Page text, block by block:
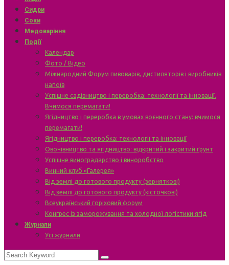
Сидри
Соки
Медоваріння
Події
Календар
Фото / Відео
Міжнародний Форум пивоварів, дистиляторів і виробників
напоїв
Успішне садівництво і переробка: технології та інновації.
Вчимося перемагати!
Ягідництво і переробка в умовах воєнного стану: вчимося
перемагати!
Ягідництво і переробка: технології та інновації
Овочівництво та ягідництво: відкритий і закритий ґрунт
Успішне виноградарство і виноробство
Винний клуб «Галерея»
Від землі до готового продукту (зерняткові)
Від землі до готового продукту (кісточкові)
Всеукраїнський горіховий форум
Конгрес із заморожування та холодної логістики ягід
Журнали
Усі журнали